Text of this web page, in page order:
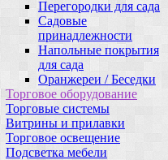
Перегородки для сада
Садовые
принадлежности
Напольные покрытия
для сада
Оранжереи / Беседки
Торговое оборудование
Торговые системы
Витрины и прилавки
Торговое освещение
Подсветка мебели